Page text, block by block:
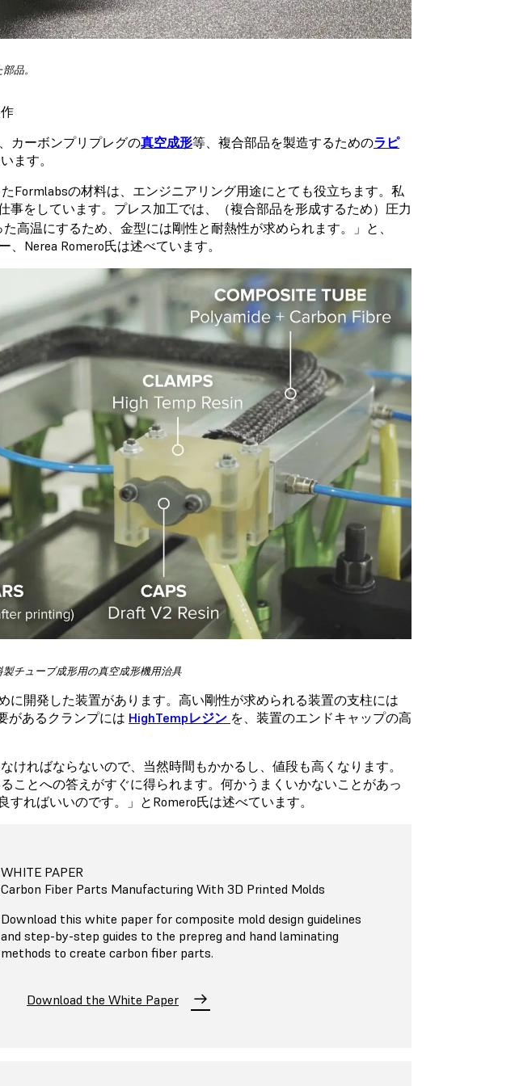
品。
カーボンプリプレグの真空成形等、複合部品を製造するためのラピ
ます。
たFormlabsの材料は、エンジニアリング用途にとても役立ちます。私
事をしています。プレス加工では、（複合部品を形成するため）圧力
温にするため、金型には剛性と耐熱性が求められます。」と、
、Nerea Romero氏は述べています。
チューブ成形用の真空成形機用治具
に開発した装置があります。高い剛性が求められる装置の支柱には
があるクランプには HighTempレジン を、装置のエンドキャップの高
ければならないので、当然時間もかかるし、値段も高くなります。
ことへの答えがすぐに得られます。何かうまくいかないことがあっ
ればいいのです。」とRomero氏は述べています。
WHITE PAPER
Carbon Fiber Parts Manufacturing With 3D Printed Molds
Download this white paper for composite mold design guidelines
and step-by-step guides to the prepreg and hand laminating
methods to create carbon fiber parts.
Download the White Paper